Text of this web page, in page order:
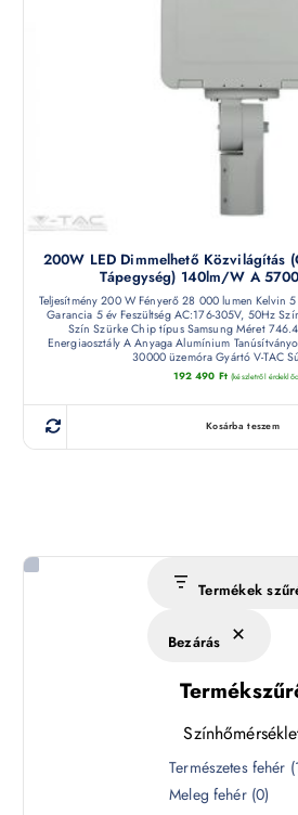
200W LED Dimmelhető Közvilágítás
Tápegység) 140lm/W A
Teljesítmény 200 W Fényerő 28 000 lumen Kelvin
Garancia 5 év Feszültség AC:176-305V, 50Hz
Szín Szürke Chip típus Samsung Méret
Energiaosztály A Anyaga Alumínium
30000 üzemóra Gyártó V-TAC
192 490 Ft (készletről
Kosárba teszem
Termékek
Bezárás
Természetes fehér (
Meleg fehér (0)